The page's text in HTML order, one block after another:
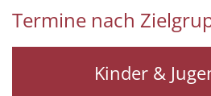
Termine nach
Kinder &